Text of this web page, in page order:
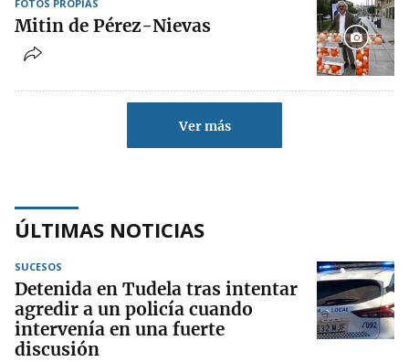
FOTOS PROPIAS
Mitin de Pérez-Nievas
Ver más
ÚLTIMAS NOTICIAS
SUCESOS
Detenida en Tudela tras intentar
agredir a un policía cuando
intervenía en una fuerte
discusión